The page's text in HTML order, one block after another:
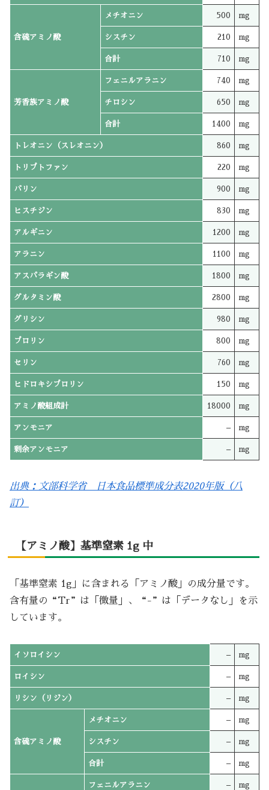
含硫アミノ酸
メチオニン 500 mg
シスチン 210 mg
合計 710 mg
芳香族アミノ酸
フェニルアラニン 740 mg
チロシン 650 mg
合計 1400 mg
トレオニン（スレオニン） 860 mg
トリプトファン 220 mg
バリン 900 mg
ヒスチジン 830 mg
アルギニン 1200 mg
アラニン 1100 mg
アスパラギン酸 1800 mg
グルタミン酸 2800 mg
グリシン 980 mg
プロリン 800 mg
セリン 760 mg
ヒドロキシプロリン 150 mg
アミノ酸組成計 18000 mg
アンモニア – mg
剰余アンモニア – mg
出典：文部科学省 日本食品標準成分表2020年版（八
訂）
【アミノ酸】基準窒素 1g 中
「基準窒素 1g」に含まれる「アミノ酸」の成分量です。
含有量の“Tr”は「微量」、“-”は「データなし」を示
しています。
イソロイシン – mg
ロイシン – mg
リシン（リジン） – mg
含硫アミノ酸
メチオニン – mg
シスチン – mg
合計 – mg
フェニルアラニン – mg